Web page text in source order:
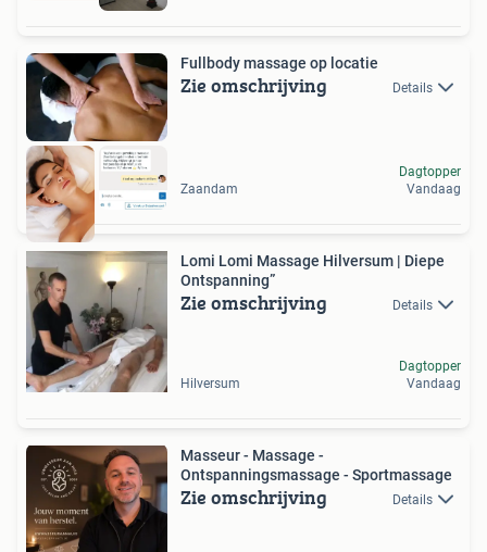
Fullbody massage op locatie
Zie omschrijving Details
Zaandam
Dagtopper
Vandaag
Lomi Lomi Massage Hilversum | Diepe
Ontspanning”
Zie omschrijving Details
Hilversum
Dagtopper
Vandaag
Masseur - Massage -
Ontspanningsmassage - Sportmassage
Zie omschrijving Details